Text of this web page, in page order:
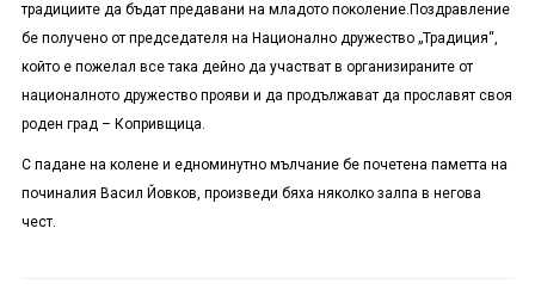
традициите да бъдат предавани на младото поколение. Поздравление
бе получено от председателя на Национално дружество „Традиция“,
който е пожелал все така дейно да участват в организираните от
националното дружество прояви и да продължават да прославят своя
роден град – Копривщица.
С падане на колене и едноминутно мълчание бе почетена паметта на
починалия Васил Йовков, произведи бяха няколко залпа в негова
чест.